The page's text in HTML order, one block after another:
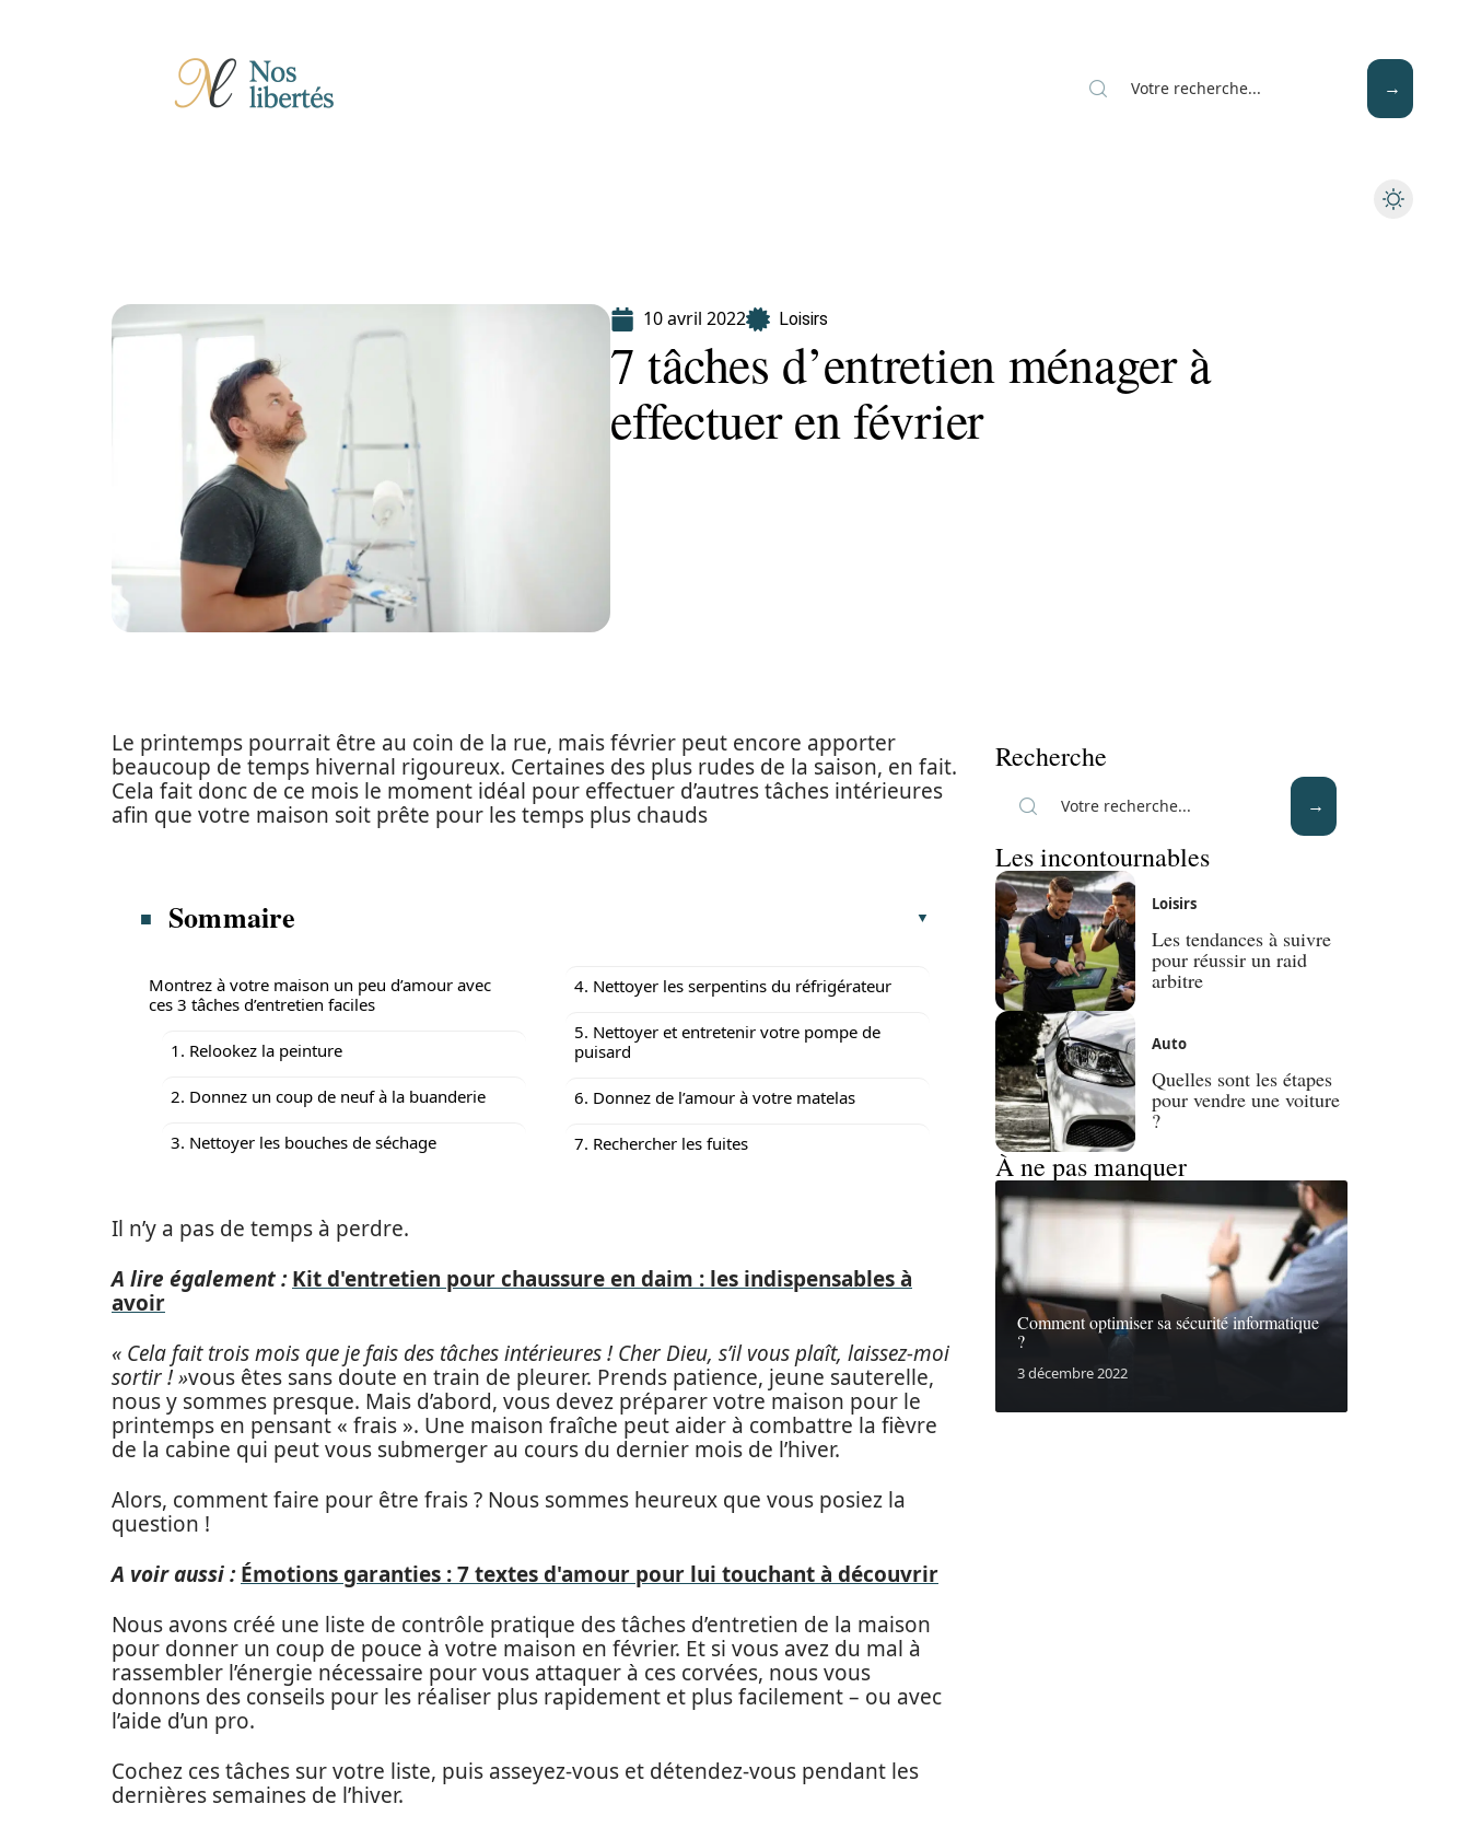
10 avril 2022 Loisirs
7 tâches d’entretien ménager à
effectuer en février
Le printemps pourrait être au coin de la rue, mais février peut encore apporter
beaucoup de temps hivernal rigoureux. Certaines des plus rudes de la saison, en fait.
Cela fait donc de ce mois le moment idéal pour effectuer d’autres tâches intérieures
afin que votre maison soit prête pour les temps plus chauds
Sommaire
Montrez à votre maison un peu d’amour avec
ces 3 tâches d’entretien faciles
1. Relookez la peinture
2. Donnez un coup de neuf à la buanderie
3. Nettoyer les bouches de séchage
4. Nettoyer les serpentins du réfrigérateur
5. Nettoyer et entretenir votre pompe de
puisard
6. Donnez de l’amour à votre matelas
7. Rechercher les fuites
Il n’y a pas de temps à perdre.
A lire également : Kit d'entretien pour chaussure en daim : les indispensables à
avoir
« Cela fait trois mois que je fais des tâches intérieures ! Cher Dieu, s’il vous plaît, laissez-moi
sortir ! »vous êtes sans doute en train de pleurer. Prends patience, jeune sauterelle,
nous y sommes presque. Mais d’abord, vous devez préparer votre maison pour le
printemps en pensant « frais ». Une maison fraîche peut aider à combattre la fièvre
de la cabine qui peut vous submerger au cours du dernier mois de l’hiver.
Alors, comment faire pour être frais ? Nous sommes heureux que vous posiez la
question !
A voir aussi : Émotions garanties : 7 textes d'amour pour lui touchant à découvrir
Nous avons créé une liste de contrôle pratique des tâches d’entretien de la maison
pour donner un coup de pouce à votre maison en février. Et si vous avez du mal à
rassembler l’énergie nécessaire pour vous attaquer à ces corvées, nous vous
donnons des conseils pour les réaliser plus rapidement et plus facilement – ou avec
l’aide d’un pro.
Cochez ces tâches sur votre liste, puis asseyez-vous et détendez-vous pendant les
dernières semaines de l’hiver.
Recherche
Les incontournables
Loisirs
Les tendances à suivre
pour réussir un raid
arbitre
Auto
Quelles sont les étapes
pour vendre une voiture
?
À ne pas manquer
Comment optimiser sa sécurité informatique
?
3 décembre 2022